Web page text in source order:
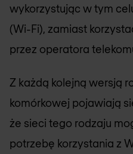
wykorzystując w tym
(Wi-Fi), zamiast
przez operatora
Z każdą kolejną wersją
komórkowej pojawiają
że sieci tego rodzaju
potrzebę korzystania z